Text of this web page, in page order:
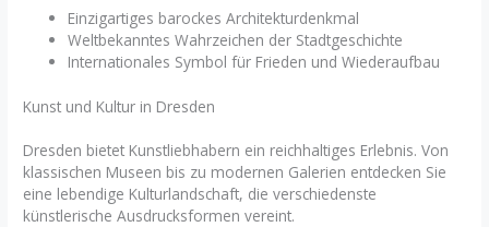
Einzigartiges barockes Architekturdenkmal
Weltbekanntes Wahrzeichen der Stadtgeschichte
Internationales Symbol für Frieden und Wiederaufbau
Kunst und Kultur in Dresden
Dresden bietet Kunstliebhabern ein reichhaltiges Erlebnis. Von
klassischen Museen bis zu modernen Galerien entdecken Sie
eine lebendige Kulturlandschaft, die verschiedenste
künstlerische Ausdrucksformen vereint.